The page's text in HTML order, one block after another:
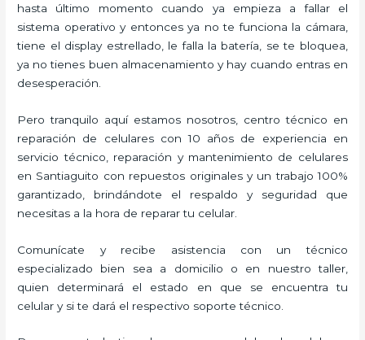
hasta último momento cuando ya empieza a fallar el
sistema operativo y entonces ya no te funciona la cámara,
tiene el display estrellado, le falla la batería, se te bloquea,
ya no tienes buen almacenamiento y hay cuando entras en
desesperación.
Pero tranquilo aquí estamos nosotros, centro técnico en
reparación de celulares con 10 años de experiencia en
servicio técnico, reparación y mantenimiento de celulares
en Santiaguito con repuestos originales y un trabajo 100%
garantizado, brindándote el respaldo y seguridad que
necesitas a la hora de reparar tu celular.
Comunícate y recibe asistencia con un técnico
especializado bien sea a domicilio o en nuestro taller,
quien determinará el estado en que se encuentra tu
celular y si te dará el respectivo soporte técnico.